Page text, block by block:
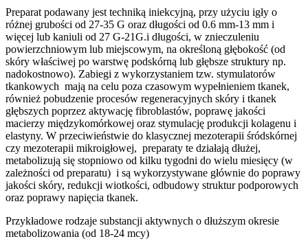
Preparat podawany jest techniką iniekcyjną, przy użyciu igły o
różnej grubości od 27-35 G oraz długości od 0.6 mm-13 mm i
więcej lub kaniuli od 27 G-21G.i długości, w znieczuleniu
powierzchniowym lub miejscowym, na określoną głębokość (od
skóry właściwej po warstwę podskórną lub głębsze struktury np.
nadokostnowo). Zabiegi z wykorzystaniem tzw. stymulatorów
tkankowych mają na celu poza czasowym wypełnieniem tkanek,
również pobudzenie procesów regeneracyjnych skóry i tkanek
głębszych poprzez aktywację fibroblastów, poprawę jakości
macierzy międzykomórkowej oraz stymulację produkcji kolagenu i
elastyny. W przeciwieństwie do klasycznej mezoterapii śródskórnej
czy mezoterapii mikroigłowej, preparaty te działają dłużej,
metabolizują się stopniowo od kilku tygodni do wielu miesięcy (w
zależności od preparatu) i są wykorzystywane głównie do poprawy
jakości skóry, redukcji wiotkości, odbudowy struktur podporowych
oraz poprawy napięcia tkanek.
Przykładowe rodzaje substancji aktywnych o dłuższym okresie
metabolizowania (od 18-24 mcy)